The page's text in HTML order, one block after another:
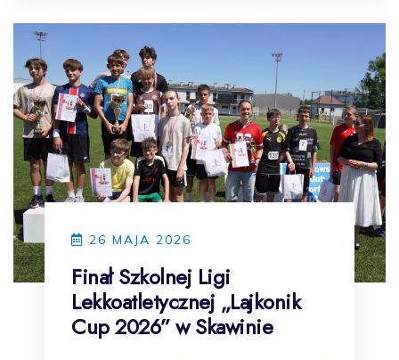
26 MAJA 2026
Finał Szkolnej Ligi
Lekkoatletycznej „Lajkonik
Cup 2026” w Skawinie